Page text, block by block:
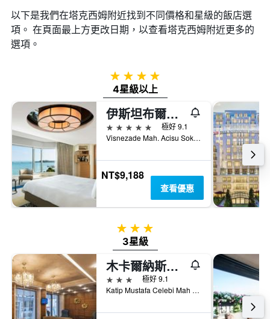
以下是我們在塔克西姆​附近找到不同價格和星級的飯店選
項。 在頁面最上方更改日期，以查看塔克西姆​附近更多的
選項。
4星級
4星級以上
伊斯坦布爾博斯普魯斯瑞士酒店
5星級
極好 9.1
Visnezade Mah. Acisu Sok. NO. 19, 伊斯坦堡, 土耳其
NT$9,188
查看優惠
3星級
3星級
木卡爾納斯塔克西姆飯店
3星級
極好 9.1
Katip Mustafa Celebi Mah Ipek Sk Taksim Be, 6, 伊斯坦堡, 土耳其